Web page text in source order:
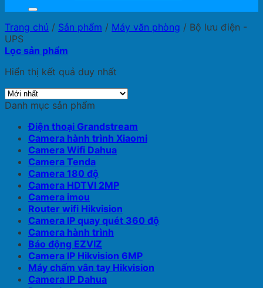
Trang chủ / Sản phẩm / Máy văn phòng / Bộ lưu điện -
UPS
Lọc sản phẩm
Hiển thị kết quả duy nhất
Danh mục sản phẩm
Điện thoại Grandstream
Camera hành trình Xiaomi
Camera Wifi Dahua
Camera Tenda
Camera 180 độ
Camera HDTVI 2MP
Camera imou
Router wifi Hikvision
Camera IP quay quét 360 độ
Camera hành trình
Báo động EZVIZ
Camera IP Hikvision 6MP
Máy chấm vân tay Hikvision
Camera IP Dahua